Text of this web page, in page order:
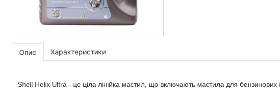
Опис Характеристики
Shell Helix Ultra - це ціла лінійка мастил, що включають мастила для бензинових і